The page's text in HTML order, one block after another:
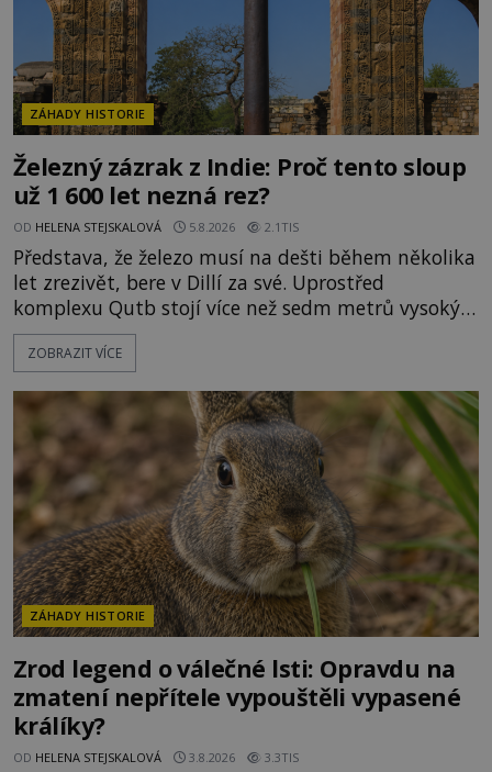
ZÁHADY HISTORIE
Železný zázrak z Indie: Proč tento sloup
už 1 600 let nezná rez?
OD HELENA STEJSKALOVÁ 5.8.2026 2.1TIS
Představa, že železo musí na dešti během několika
let zrezivět, bere v Dillí za své. Uprostřed
komplexu Qutb stojí více než sedm metrů vysoký
železný sloup, který už přibližně 1 600 let odolává
počasí s jen nepatrnými stopami koroze. Jeho
ztracených technologiích či tajemných
materiálech. Moderní metalurgie však ukazuje, že
skutečné vysvětlení je ješt
ZOBRAZIT VÍCE
ZÁHADY HISTORIE
Zrod legend o válečné lsti: Opravdu na
zmatení nepřítele vypouštěli vypasené
králíky?
OD HELENA STEJSKALOVÁ 3.8.2026 3.3TIS